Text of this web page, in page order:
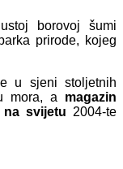
borovoj šumi
prirode, kojeg
u sjeni stoljetnih
mora, a magazin
svijetu 2004-te